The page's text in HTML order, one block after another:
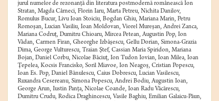
jurul numelor de rezonanţă din literatura postmodernă românească Ion
Stratan, Magda Cârneci, Florin Iaru, Marta Petreu, Nichita Danilov,
Romulus Bucur, Livu Ioan Stoiciu, Bogdan Ghiu, Mariana Marin, Petru
Romoşan, Lucian Vasiliu, Ioan Moldovan, Viorel Mureşan, Andrei Zanca,
Mariana Codruţ, Dumitru Chioaru, Mircea Petean, Augustin Pop, Ion
Vădan, Carmen Firan, Gheorghe Izbăşescu, Gellu Dorian, Simona-Grazia
Dima, George Vulturescu, Traian Ştef, Cassian Maria Spiridon, Mariana
Bojan, Daniel Corbu, Nicolae Băciuţ, Ion Tudon Iovian, Ioan Milea, Ioan
Ţepelea, Kocsis Francisko, Soril Miavoe, Ion Neagoş, Cristian Popescu,
Ioan Es. Pop, Daniel Bănulescu, Caius Dobrescu, Lucian Vasilescu,
Ruxandra Cesereanu, Simona Popescu, Andrei Bodiu, Augustin Ioan,
George Arun, Iustin Panţa, Nicolae Coande, Ioan Radu Văcărescu,
Dumitru Crudu, Rodica Draghincescu, Vasile Baghiu, Emilian Galaicu-Păun,